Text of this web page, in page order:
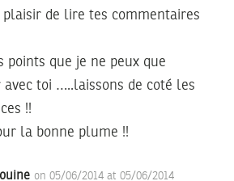
plaisir de lire tes commentaires
points que je ne peux que
avec toi …..laissons de coté les
!!
la bonne plume !!
on 05/06/2014 at 05/06/2014